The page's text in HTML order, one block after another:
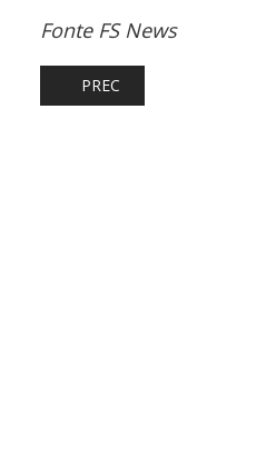
Fonte FS News
ARTICOLO PRECEDENTE:
PREC